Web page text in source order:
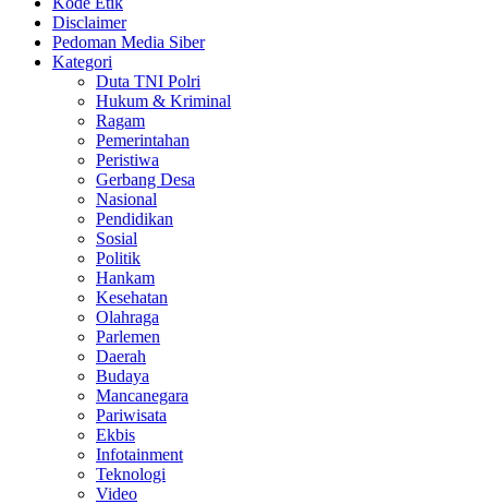
Disclaimer
Pedoman Media Siber
Kategori
Duta TNI Polri
Hukum & Kriminal
Ragam
Pemerintahan
Peristiwa
Gerbang Desa
Nasional
Pendidikan
Sosial
Politik
Hankam
Kesehatan
Olahraga
Parlemen
Daerah
Budaya
Mancanegara
Pariwisata
Ekbis
Infotainment
Teknologi
Video